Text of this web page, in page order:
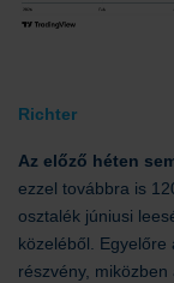
Richter
Az előző héten
ezzel továbbra is
osztalék júniusi
közeléből.
részvény,